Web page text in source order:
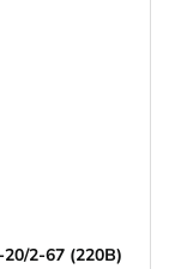
2-67 (220В)